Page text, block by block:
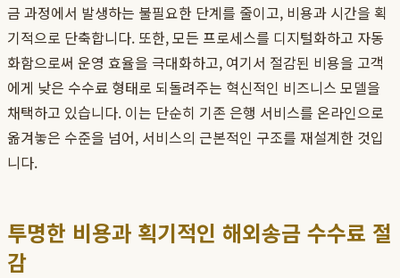
금 과정에서 발생하는 불필요한 단계를 줄이고, 비용과 시간을 획
기적으로 단축합니다. 또한, 모든 프로세스를 디지털화하고 자동
화함으로써 운영 효율을 극대화하고, 여기서 절감된 비용을 고객
에게 낮은 수수료 형태로 되돌려주는 혁신적인 비즈니스 모델을
채택하고 있습니다. 이는 단순히 기존 은행 서비스를 온라인으로
옮겨놓은 수준을 넘어, 서비스의 근본적인 구조를 재설계한 것입
니다.
투명한 비용과 획기적인 해외송금 수수료 절
감